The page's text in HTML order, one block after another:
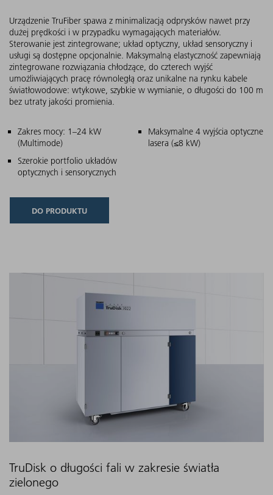
Urządzenie TruFiber spawa z minimalizacją odprysków nawet przy
dużej prędkości i w przypadku wymagających materiałów.
Sterowanie jest zintegrowane; układ optyczny, układ sensoryczny i
usługi są dostępne opcjonalnie. Maksymalną elastyczność zapewniają
zintegrowane rozwiązania chłodzące, do czterech wyjść
umożliwiających pracę równoległą oraz unikalne na rynku kabele
światłowodowe: wtykowe, szybkie w wymianie, o długości do 100 m
bez utraty jakości promienia.
Główne cechy
Zakres mocy: 1–24 kW
(Multimode)
Maksymalne 4 wyjścia optyczne
lasera (≤8 kW)
Szerokie portfolio układów
optycznych i sensorycznych
DO PRODUKTU
TruDisk o długości fali w zakresie światła
zielonego